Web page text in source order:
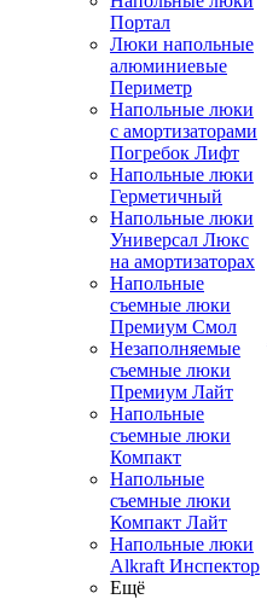
Портал
Люки напольные
алюминиевые
Периметр
Напольные люки
с амортизаторами
Погребок Лифт
Напольные люки
Герметичный
Напольные люки
Универсал Люкс
на амортизаторах
Напольные
съемные люки
Премиум Смол
Незаполняемые
съемные люки
Премиум Лайт
Напольные
съемные люки
Компакт
Напольные
съемные люки
Компакт Лайт
Напольные люки
Alkraft Инспектор
Ещё